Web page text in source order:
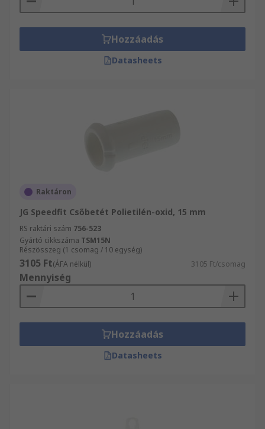
Hozzáadás
Datasheets
Raktáron
JG Speedfit Csőbetét Polietilén-oxid, 15 mm
RS raktári szám 756-523
Gyártó cikkszáma TSM15N
Részösszeg (1 csomag / 10 egység)
3105 Ft(ÁFA nélkül) 3105 Ft/csomag
Mennyiség
Hozzáadás
Datasheets